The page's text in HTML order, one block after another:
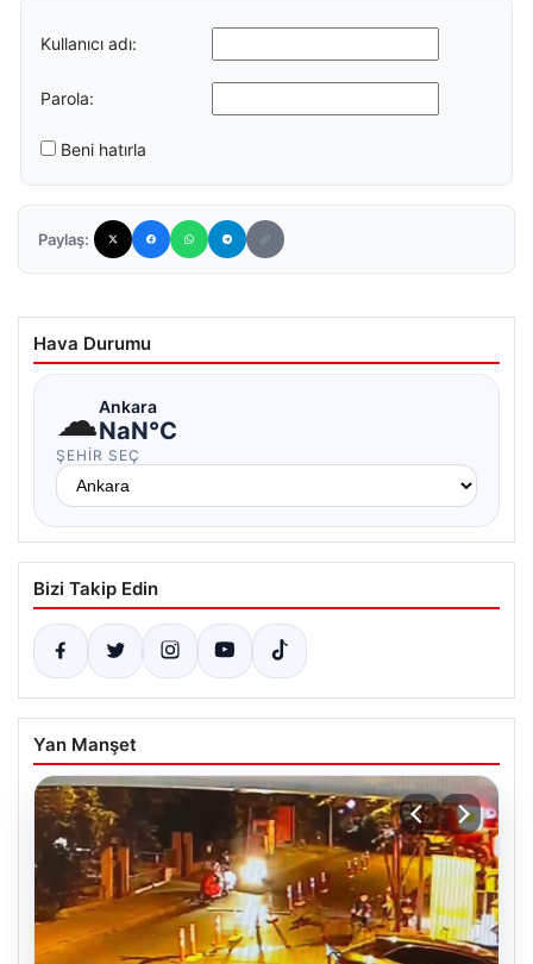
Kullanıcı adı:
Parola:
Beni hatırla
Paylaş:
Hava Durumu
☁Ankara
NaN°C
ŞEHIR SEÇ
Bizi Takip Edin
Yan Manşet